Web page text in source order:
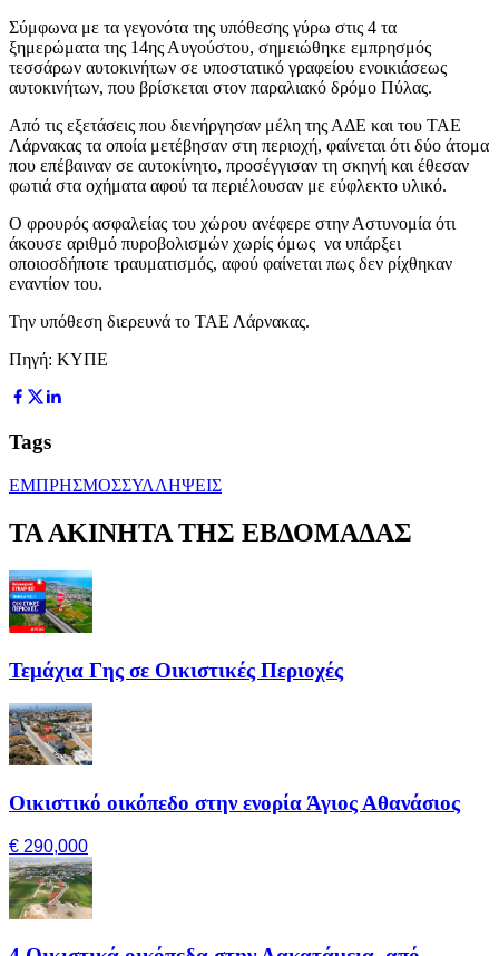
Σύμφωνα με τα γεγονότα της υπόθεσης γύρω στις 4 τα
ξημερώματα της 14ης Αυγούστου, σημειώθηκε εμπρησμός
τεσσάρων αυτοκινήτων σε υποστατικό γραφείου ενοικιάσεως
αυτοκινήτων, που βρίσκεται στον παραλιακό δρόμο Πύλας.
Από τις εξετάσεις που διενήργησαν μέλη της ΑΔΕ και του ΤΑΕ
Λάρνακας τα οποία μετέβησαν στη περιοχή, φαίνεται ότι δύο άτομα
που επέβαιναν σε αυτοκίνητο, προσέγγισαν τη σκηνή και έθεσαν
φωτιά στα οχήματα αφού τα περιέλουσαν με εύφλεκτο υλικό.
Ο φρουρός ασφαλείας του χώρου ανέφερε στην Αστυνομία ότι
άκουσε αριθμό πυροβολισμών χωρίς όμως να υπάρξει
οποιοσδήποτε τραυματισμός, αφού φαίνεται πως δεν ρίχθηκαν
εναντίον του.
Την υπόθεση διερευνά το ΤΑΕ Λάρνακας.
Πηγή: ΚΥΠΕ
Tags
ΕΜΠΡΗΣΜΟΣΣΥΛΛΗΨΕΙΣ
ΤΑ ΑΚΙΝΗΤΑ ΤΗΣ ΕΒΔΟΜΑΔΑΣ
Τεμάχια Γης σε Οικιστικές Περιοχές
Οικιστικό οικόπεδο στην ενορία Άγιος Αθανάσιος
€ 290,000